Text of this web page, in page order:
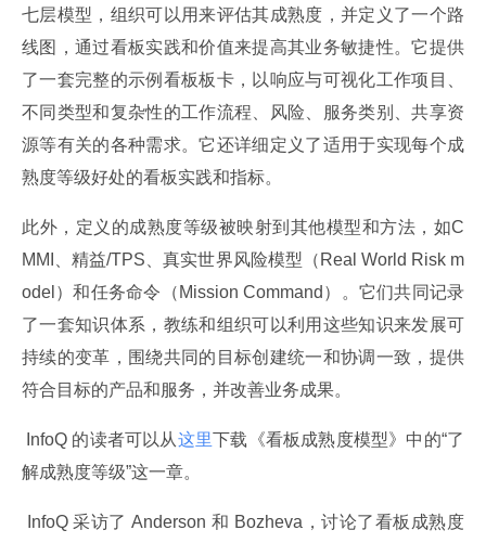
七层模型，组织可以用来评估其成熟度，并定义了一个路
线图，通过看板实践和价值来提高其业务敏捷性。它提供
了一套完整的示例看板板卡，以响应与可视化工作项目、
不同类型和复杂性的工作流程、风险、服务类别、共享资
源等有关的各种需求。它还详细定义了适用于实现每个成
熟度等级好处的看板实践和指标。
此外，定义的成熟度等级被映射到其他模型和方法，如C
MMI、精益/TPS、真实世界风险模型（Real World Risk m
odel）和任务命令（Mission Command）。它们共同记录
了一套知识体系，教练和组织可以利用这些知识来发展可
持续的变革，围绕共同的目标创建统一和协调一致，提供
符合目标的产品和服务，并改善业务成果。
InfoQ 的读者可以从这里下载《看板成熟度模型》中的“了
解成熟度等级”这一章。